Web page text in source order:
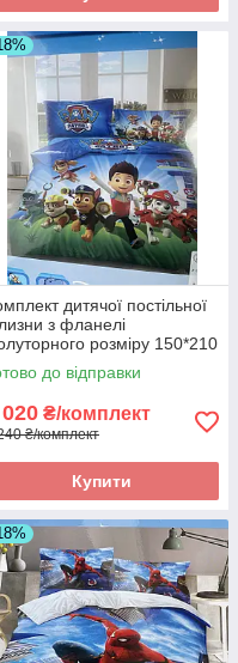
дитячої постільної
з фланелі
розміру 150*210
до відправки
₴/комплект
₴/комплект
Купити